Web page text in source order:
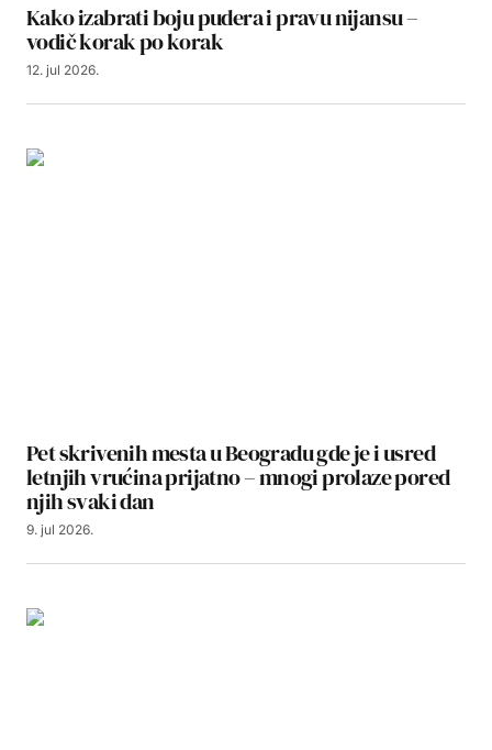
Kako izabrati boju pudera i pravu nijansu –
vodič korak po korak
12. jul 2026.
Pet skrivenih mesta u Beogradu gde je i usred
letnjih vrućina prijatno – mnogi prolaze pored
njih svaki dan
9. jul 2026.